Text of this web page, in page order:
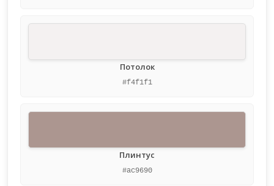
Потолок
#f4f1f1
Плинтус
#ac9690